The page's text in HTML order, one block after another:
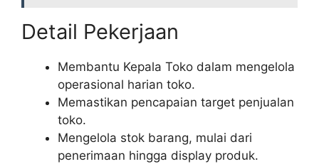
Detail Pekerjaan
Membantu Kepala Toko dalam mengelola
operasional harian toko.
Memastikan pencapaian target penjualan
toko.
Mengelola stok barang, mulai dari
penerimaan hingga display produk.